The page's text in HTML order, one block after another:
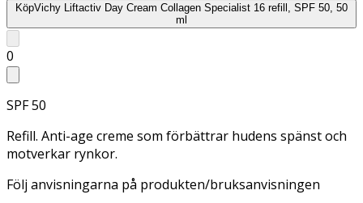
KöpVichy Liftactiv Day Cream Collagen Specialist 16 refill, SPF 50, 50
ml
0
SPF 50
Refill. Anti-age creme som förbättrar hudens spänst och
motverkar rynkor.
Följ anvisningarna på produkten/bruksanvisningen